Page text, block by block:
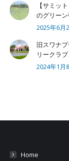
【サミッ
のグリー
2025年6月
旧スワナ
リークラ
2024年1月
Home